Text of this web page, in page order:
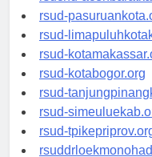
rsucnd-
rsud-
rsud-
rsud-
rsud-kotabogor.org
rsud-
rsud-
rsud-